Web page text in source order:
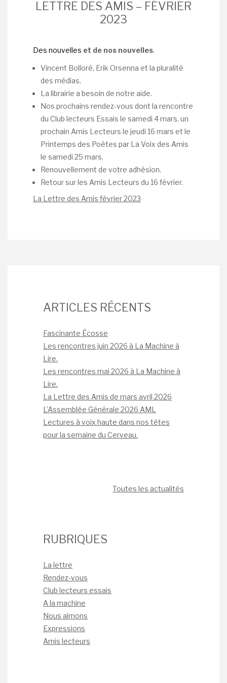
LETTRE DES AMIS – FÉVRIER
2023
Des nouvelles et de nos nouvelles.
Vincent Bolloré, Erik Orsenna et la pluralité
des médias.
La librairie a besoin de notre aide.
Nos prochains rendez-vous dont la rencontre
du Club lecteurs Essais le samedi 4 mars, un
prochain Amis Lecteurs le jeudi 16 mars et le
Printemps des Poètes par La Voix des Amis
le samedi 25 mars.
Renouvellement de votre adhésion.
Retour sur les Amis Lecteurs du 16 février.
La Lettre des Amis février 2023
ARTICLES RÉCENTS
Fascinante Écosse
Les rencontres juin 2026 à La Machine à
Lire.
Les rencontres mai 2026 à La Machine à
Lire.
La Lettre des Amis de mars avril 2026
L’Assemblée Générale 2026 AML
Lectures à voix haute dans nos têtes
pour la semaine du Cerveau.
Toutes les actualités
RUBRIQUES
La lettre
Rendez-vous
Club lecteurs essais
A la machine
Nous aimons
Expressions
Amis lecteurs